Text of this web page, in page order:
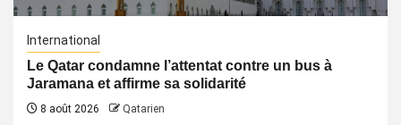
International
Le Qatar condamne l’attentat contre un bus à
Jaramana et affirme sa solidarité
8 août 2026 Qatarien